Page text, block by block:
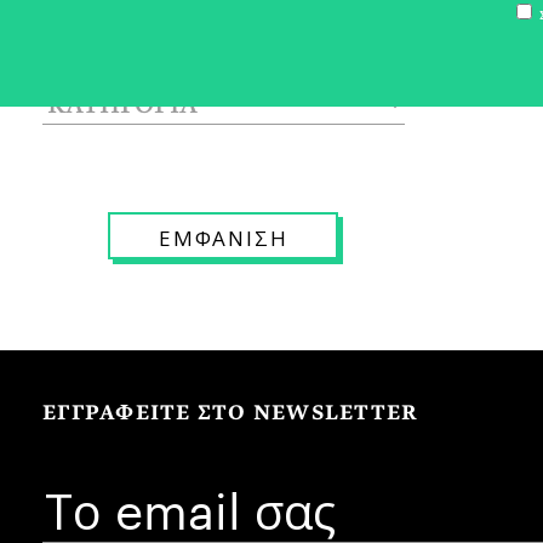
ΕΓΓΡΑΦΕΙΤΕ ΣΤΟ NEWSLETTER